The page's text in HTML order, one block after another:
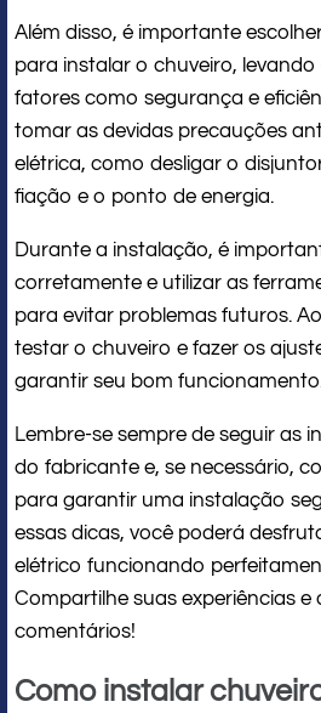
Além disso, é importante
para instalar o chuveiro,
fatores como segurança e
tomar as devidas precauções
elétrica, como desligar o
fiação e o ponto de energia.
Durante a instalação, é
corretamente e utilizar as
para evitar problemas futuros.
testar o chuveiro e fazer os
garantir seu bom
Lembre-se sempre de seguir as
do fabricante e, se necessário,
para garantir uma instalação
essas dicas, você poderá
elétrico funcionando
Compartilhe suas experiências e
comentários!
Como instalar